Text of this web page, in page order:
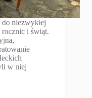
niezwykłej
i świąt.
w niej